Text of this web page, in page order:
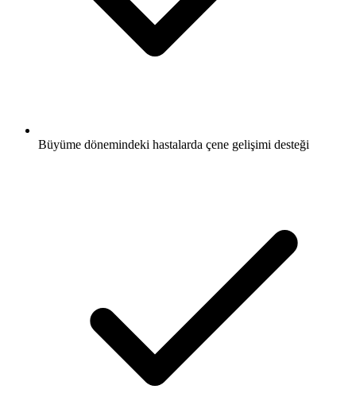
Büyüme dönemindeki hastalarda çene gelişimi desteği